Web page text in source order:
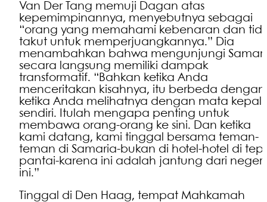
Van Der Tang memuji Dagan atas
kepemimpinannya, menyebutnya sebagai
“orang yang memahami kebenaran dan
takut untuk memperjuangkannya.” Dia
menambahkan bahwa mengunjungi
secara langsung memiliki dampak
transformatif. “Bahkan ketika Anda
menceritakan kisahnya, itu berbeda dengan
ketika Anda melihatnya dengan mata
sendiri. Itulah mengapa penting untuk
membawa orang-orang ke sini. Dan ketika
kami datang, kami tinggal bersama teman-
teman di Samaria-bukan di hotel-hotel di tepi
pantai-karena ini adalah jantung dari negeri
ini.”
Tinggal di Den Haag, tempat Mahkamah